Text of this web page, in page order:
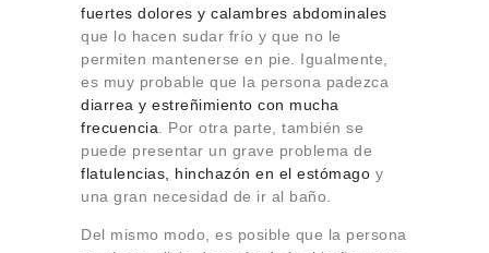
fuertes dolores y calambres abdominales
que lo hacen sudar frío y que no le
permiten mantenerse en pie. Igualmente,
es muy probable que la persona padezca
diarrea y estreñimiento con mucha
frecuencia . Por otra parte, también se
puede presentar un grave problema de
flatulencias, hinchazón en el estómago y
una gran necesidad de ir al baño.
Del mismo modo, es posible que la persona